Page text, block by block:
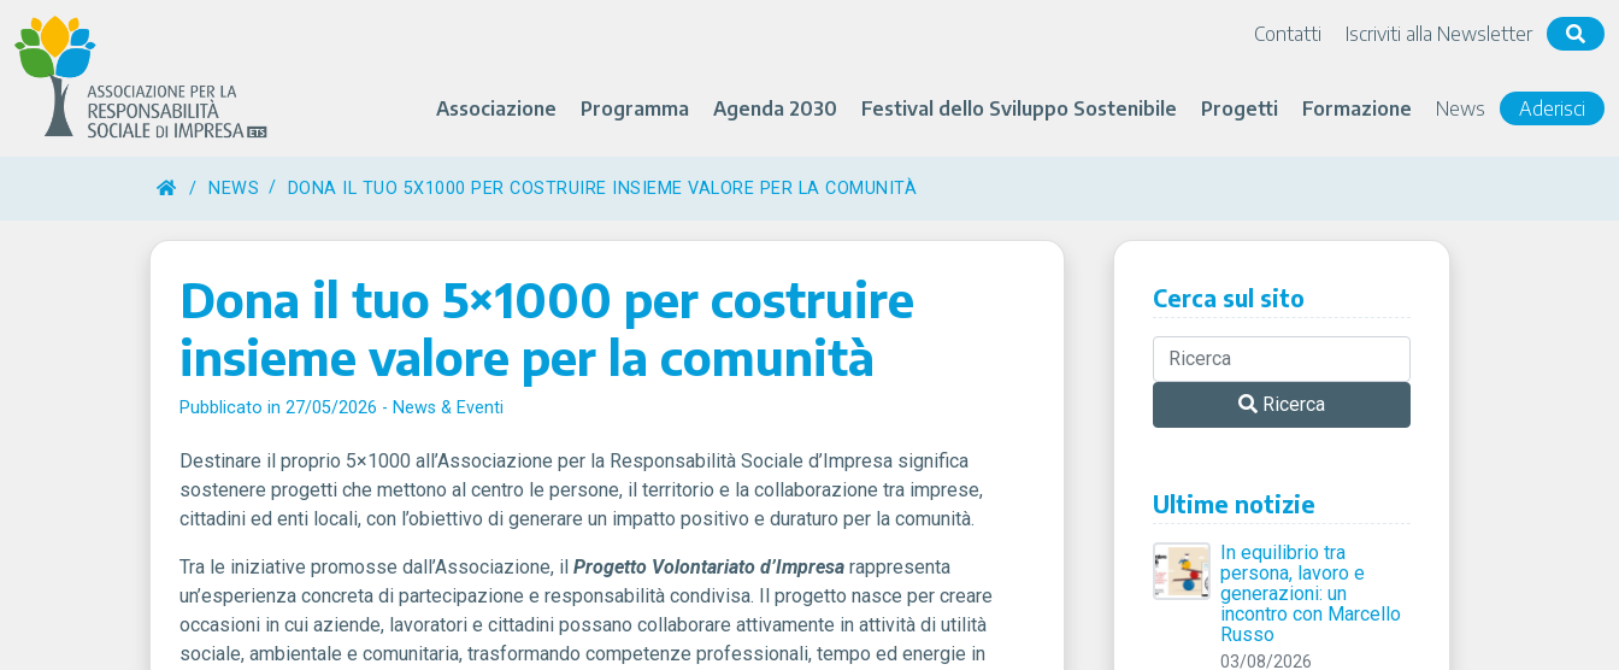
Contatti Iscriviti alla Newsletter
Associazione Programma Agenda 2030 Festival dello Sviluppo Sostenibile Progetti Formazione News Aderisci
/ NEWS DONA IL TUO 5X1000 PER COSTRUIRE INSIEME VALORE PER LA COMUNITÀ
Dona il tuo 5×1000 per costruire
insieme valore per la comunità
Pubblicato in 27/05/2026 - News & Eventi
Destinare il proprio 5×1000 all’Associazione per la Responsabilità Sociale d’Impresa significa
sostenere progetti che mettono al centro le persone, il territorio e la collaborazione tra imprese,
cittadini ed enti locali, con l’obiettivo di generare un impatto positivo e duraturo per la comunità.
Tra le iniziative promosse dall’Associazione, il Progetto Volontariato d’Impresa rappresenta
un’esperienza concreta di partecipazione e responsabilità condivisa. Il progetto nasce per creare
occasioni in cui aziende, lavoratori e cittadini possano collaborare attivamente in attività di utilità
sociale, ambientale e comunitaria, trasformando competenze professionali, tempo ed energie in
Cerca sul sito
Ricerca
Ultime notizie
In equilibrio tra
persona, lavoro e
generazioni: un
incontro con Marcello
Russo
03/08/2026